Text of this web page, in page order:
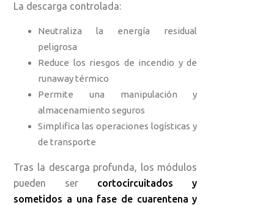
La descarga controlada:
Neutraliza la energía residual
peligrosa
Reduce los riesgos de incendio y de
runaway térmico
Permite una manipulación y
almacenamiento seguros
Simplifica las operaciones logísticas y
de transporte
Tras la descarga profunda, los módulos
pueden ser cortocircuitados y
sometidos a una fase de cuarentena y